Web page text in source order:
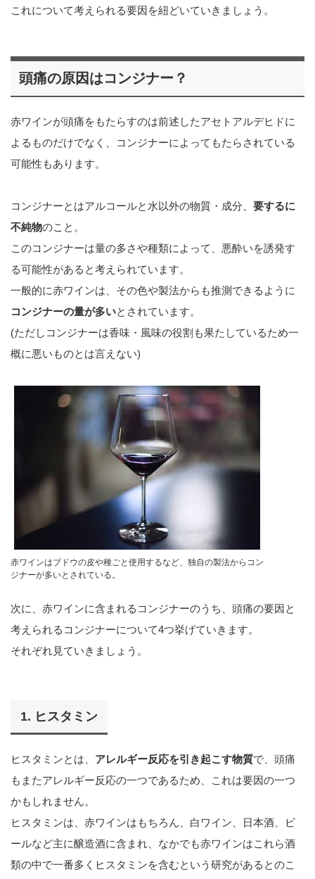
これについて考えられる要因を紐どいていきましょう。
頭痛の原因はコンジナー？
赤ワインが頭痛をもたらすのは前述したアセトアルデヒドに
よるものだけでなく、コンジナーによってもたらされている
可能性もあります。
コンジナーとはアルコールと水以外の物質・成分、 要するに
不純物のこと。
このコンジナーは量の多さや種類によって、悪酔いを誘発す
る可能性があると考えられています。
一般的に赤ワインは、その色や製法からも推測できるように
コンジナーの量が多いとされています。
(ただしコンジナーは香味・風味の役割も果たしているため一
概に悪いものとは言えない)
赤ワインはブドウの皮や種ごと使用するなど、独自の製法からコン
ジナーが多いとされている。
次に、赤ワインに含まれるコンジナーのうち、頭痛の要因と
考えられるコンジナーについて4つ挙げていきます。
それぞれ見ていきましょう。
1. ヒスタミン
ヒスタミンとは、 アレルギー反応を引き起こす物質で、頭痛
もまたアレルギー反応の一つであるため、これは要因の一つ
かもしれません。
ヒスタミンは、赤ワインはもちろん、白ワイン、日本酒、ビ
ールなど主に醸造酒に含まれ、なかでも赤ワインはこれら酒
類の中で一番多くヒスタミンを含むという研究があるとのこ